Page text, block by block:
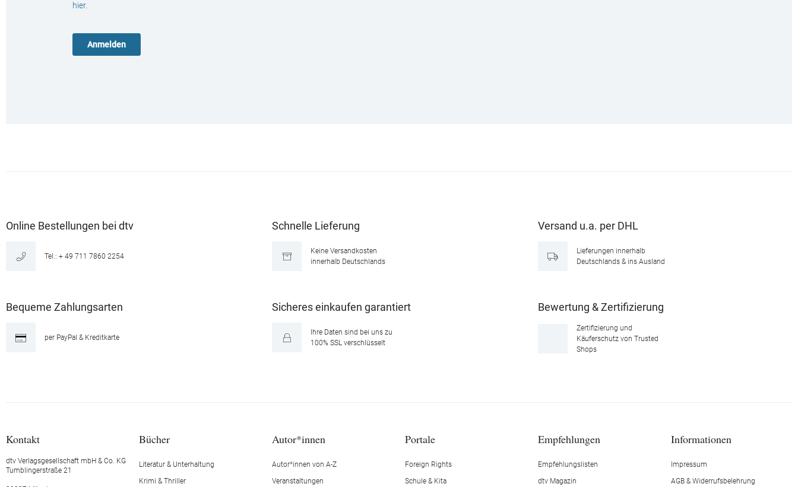
hier.
Online Bestellungen bei dtv
Tel.: + 49 711 7860 2254
Schnelle Lieferung
Keine Versandkosten
innerhalb Deutschlands
Versand u.a. per DHL
Lieferungen innerhalb
Deutschlands & ins Ausland
Bequeme Zahlungsarten
per PayPal & Kreditkarte
Sicheres einkaufen garantiert
Ihre Daten sind bei uns zu
100% SSL verschlüsselt
Bewertung & Zertifizierung
Zertifizierung und
Käuferschutz von Trusted
Shops
Kontakt
dtv Verlagsgesellschaft mbH & Co. KG
Tumblingerstraße 21
Bücher
Literatur & Unterhaltung
Krimi & Thriller
Autor*innen
Autor*innen von A-Z
Veranstaltungen
Portale
Foreign Rights
Schule & Kita
Empfehlungen
Empfehlungslisten
dtv Magazin
Informationen
Impressum
AGB & Widerrufsbelehrung